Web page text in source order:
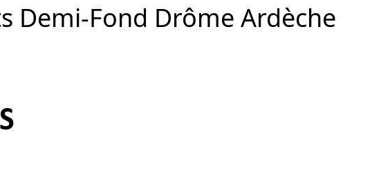
Demi-Fond Drôme Ardèche